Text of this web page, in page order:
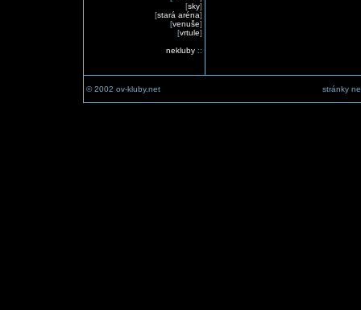
[sky]
[stará aréna]
[venuše]
[vrtule]
nekluby::
© 2002 ov-kluby.net stránky